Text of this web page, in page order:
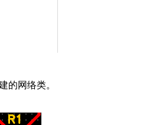
的网络类。